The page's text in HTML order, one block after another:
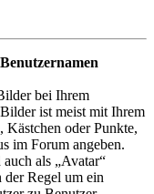
bei Ihrem
ist meist mit Ihrem
Kästchen oder Punkte,
im Forum angeben.
als „Avatar“
der Regel um ein